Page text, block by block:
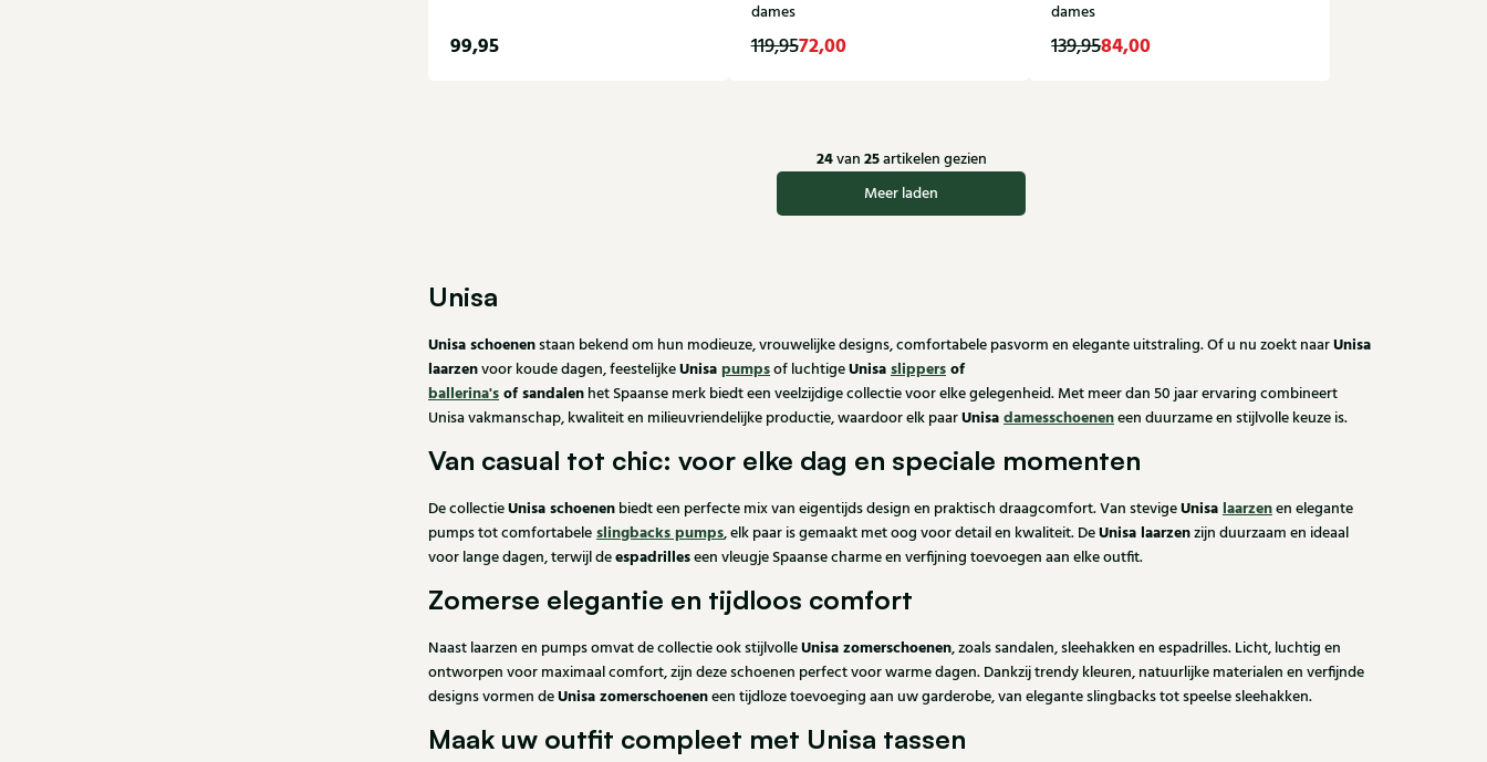
99,95
dames
119,9572,00
dames
139,9584,00
24van 25artikelen gezien
Meer laden
Unisa
Unisa schoenenstaan bekend om hun modieuze, vrouwelijke designs, comfortabele pasvorm en elegante uitstraling. Of u nu zoekt naarUnisa
laarzenvoor koude dagen, feestelijkeUnisapumpsof luchtigeUnisaslippersof
ballerina'sof sandalen het Spaanse merk biedt een veelzijdige collectie voor elke gelegenheid. Met meer dan 50 jaar ervaring combineert
Unisa vakmanschap, kwaliteit en milieuvriendelijke productie, waardoor elk paarUnisadamesschoeneneen duurzame en stijlvolle keuze is.
Van casual tot chic: voor elke dag en speciale momenten
De collectieUnisa schoenen biedt een perfecte mix van eigentijds design en praktisch draagcomfort. Van stevigeUnisalaarzenen elegante
pumps tot comfortabele slingbacks pumps, elk paar is gemaakt met oog voor detail en kwaliteit. DeUnisa laarzenzijn duurzaam en ideaal
voor lange dagen, terwijl deespadrilleseen vleugje Spaanse charme en verfijning toevoegen aan elke outfit.
Zomerse elegantie en tijdloos comfort
Naast laarzen en pumps omvat de collectie ook stijlvolleUnisa zomerschoenen, zoals sandalen, sleehakken en espadrilles. Licht, luchtig en
ontworpen voor maximaal comfort, zijn deze schoenen perfect voor warme dagen. Dankzij trendy kleuren, natuurlijke materialen en verfijnde
designs vormen deUnisa zomerschoeneneen tijdloze toevoeging aan uw garderobe, van elegante slingbacks tot speelse sleehakken.
Maak uw outfit compleet met Unisa tassen